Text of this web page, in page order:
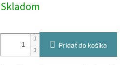
cena:
Skladom
Pridať do košíka